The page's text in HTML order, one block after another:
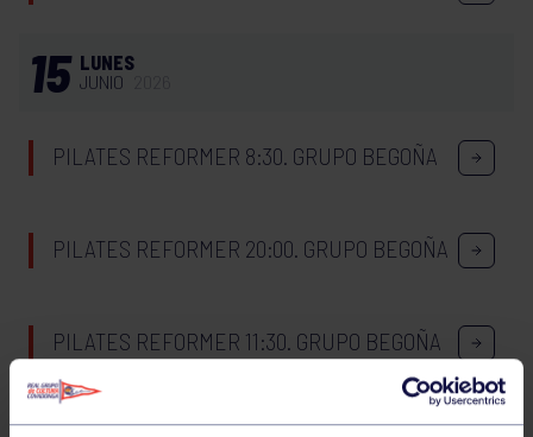
15 LUNES
JUNIO
PILATES REFORMER 8:30. GRUPO BEGOÑA
PILATES REFORMER 20:00. GRUPO BEGOÑA
PILATES REFORMER 11:30. GRUPO BEGOÑA